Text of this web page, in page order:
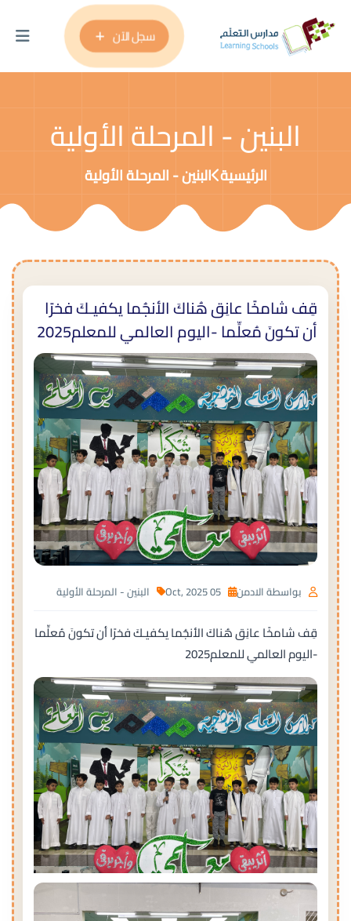
سجل الآن
البنين - المرحلة الأولية
الرئيسية البنين - المرحلة الأولية
قِف شامخًا عانِق هُناكَ الأنجُما يكفيـكَ فخرًا
أن تكونَ مُعلِّما -اليوم العالمي للمعلم2025
بواسطة الادمن البنين - المرحلة الأولية
قِف شامخًا عانِق هُناكَ الأنجُما يكفيـكَ فخرًا أن تكونَ مُعلِّما
-اليوم العالمي للمعلم2025